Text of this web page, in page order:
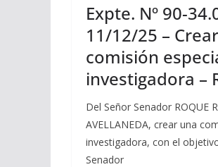
Expte. Nº 90-
11/12/25 –
comisión
investigadora –
Del Señor Senador ROQUE
AVELLANEDA, crear una
investigadora, con el
Senador